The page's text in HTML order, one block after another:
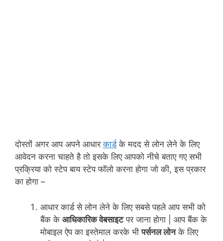
दोस्तों अगर आप अपने आधारकार्डके मदद से लोन लेने के लिए
आवेदन करना चाहते है तो इसके लिए आपको नीचे बताए गए सभी
प्रक्रिया को स्टेप बाय स्टेप फॉलो करना होगा जो की, इस प्रकार
का होगा –
आधार कार्ड से लोन लेने के लिए सबसे पहले आप सभी को
बैंक के आधिकारिक वेबसाइटपर जाना होगा | आप बैंक के
मोबाइल ऐप का इस्तेमाल करके भीपर्सनल लोनके लिए